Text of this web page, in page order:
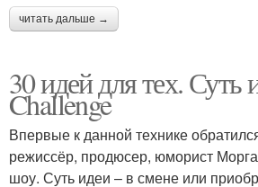
читать дальше →
30 идей для тех. Суть
Challenge
Впервые к данной технике
режиссёр, продюсер, юморист
шоу. Суть идеи – в смене или